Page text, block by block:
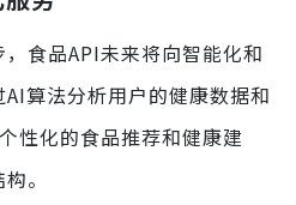
食品API未来将向智能化和
算法分析用户的健康数据和
性化的食品推荐和健康建
。